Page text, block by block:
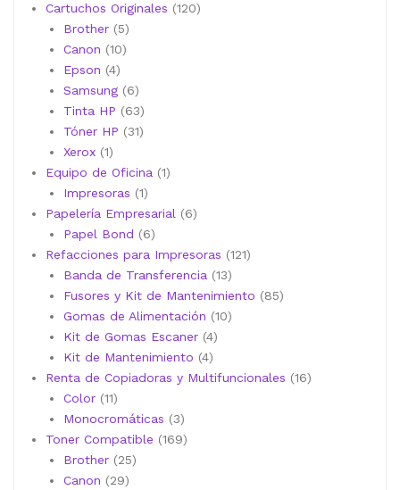
Cartuchos Originales 120120
Brother 55
productos
Canon 1010
Epson 44
productos
Samsung 66
productos
Tinta HP 6363
productos
Tóner HP 3131
Xerox 11
producto
Equipo de Oficina 11
Impresoras 11
producto
Papelería Empresarial 66
Papel Bond 66
productos
Refacciones para Impresoras 121121
Banda de Transferencia 1313
productos
Fusores y Kit de Mantenimiento 8585
Gomas de Alimentación 1010
Kit de Gomas Escaner 44
Kit de Mantenimiento 44
productos
Renta de Copiadoras y Multifuncionales 1616
Color 1111
productos
Monocromáticas 33
productos
Toner Compatible 169169
Brother 2525
Canon 2929